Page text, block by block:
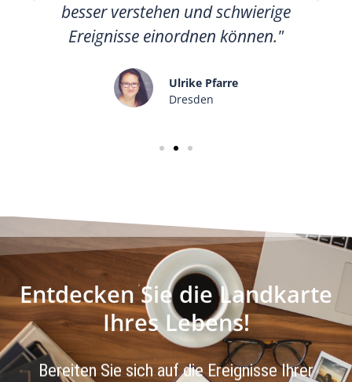
besser verstehen und schwierige
Ereignisse einordnen können."
Ulrike Pfarre
Dresden
Entdecken Sie die Landkarte
Ihres Lebens!
Bereiten Sie sich auf die Ereignisse Ihrer